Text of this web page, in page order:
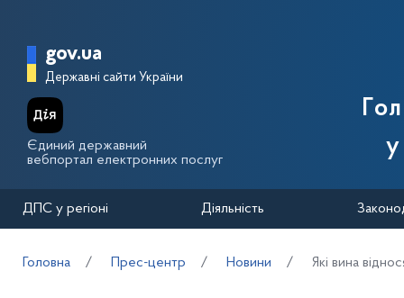
Головна сторінка Державної
gov.ua
Державні сайти України
Єдиний державний
вебпортал електронних послуг
ДПС у регіоні Діяльність
Головна Прес-центр Новини Які вина